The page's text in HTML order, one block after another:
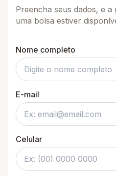
Preencha seus dados, e a
uma bolsa estiver
Nome completo
E-mail
Celular